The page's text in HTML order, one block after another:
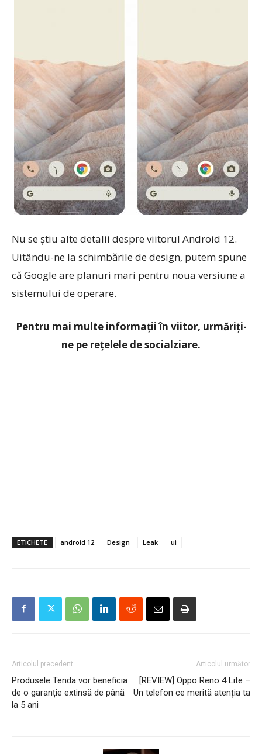
Nu se știu alte detalii despre viitorul Android 12.
Uitându-ne la schimbările de design, putem spune
că Google are planuri mari pentru noua versiune a
sistemului de operare.
Pentru mai multe informații în viitor, urmăriți-
ne pe rețelele de socialziare.
ETICHETE android 12 Design Leak ui
Articolul precedent
Produsele Tenda vor beneficia
de o garanție extinsă de până
la 5 ani
Articolul următor
[REVIEW] Oppo Reno 4 Lite –
Un telefon ce merită atenția ta